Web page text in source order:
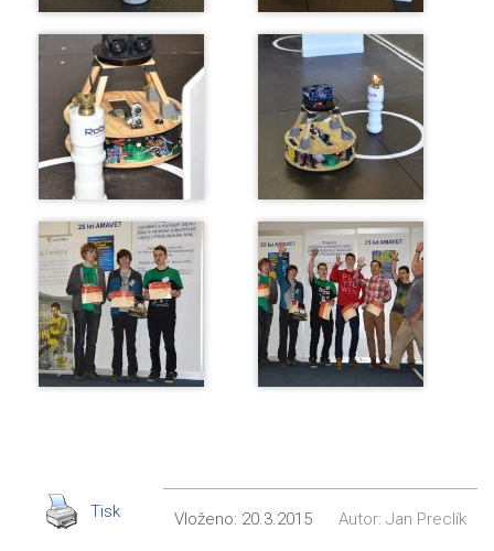
Tisk Vloženo: 20.3.2015 Autor: Jan Preclík